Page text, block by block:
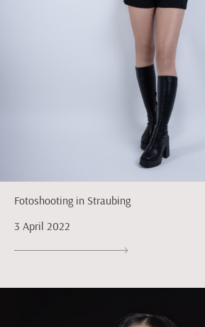
Fotoshooting in Straubing
3 April 2022